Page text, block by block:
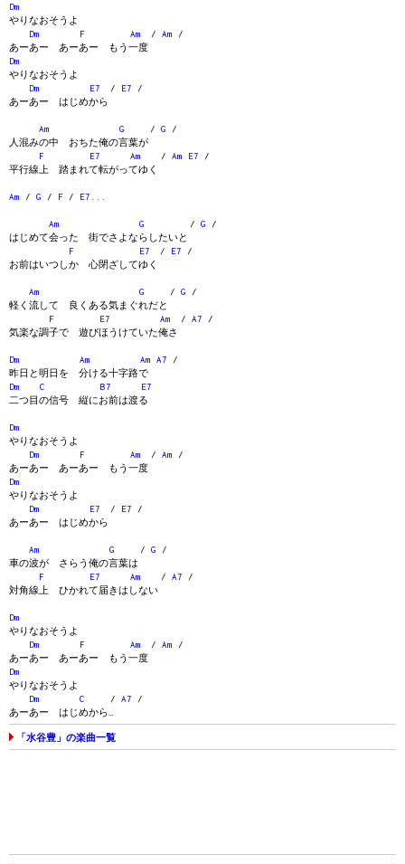
Dm
やりなおそうよ
Dm
F Am / Am /
あーあー あーあー もう一度
Dm
やりなおそうよ
Dm
E7 / E7 /
あーあー はじめから
Am G / G /
人混みの中 おちた俺の言葉が
F
E7 Am / Am E7 /
平行線上 踏まれて転がってゆく
Am / G / F / E7
Am G / G /
はじめて会った 街でさよならしたいと
F
E7 / E7 /
お前はいつしか 心閉ざしてゆく
Am G / G /
軽く流して 良くある気まぐれだと
F
E7 Am / A7 /
気楽な調子で 遊びほうけていた俺さ
Dm Am Am A7 /
昨日と明日を 分ける十字路で
Dm
C B7
E7
二つ目の信号 縦にお前は渡る
Dm
やりなおそうよ
Dm
F Am / Am /
あーあー あーあー もう一度
Dm
やりなおそうよ
Dm
E7 / E7 /
あーあー はじめから
Am G / G /
車の波が さらう俺の言葉は
F
E7 Am / A7 /
対角線上 ひかれて届きはしない
Dm
やりなおそうよ
Dm
F Am / Am /
あーあー あーあー もう一度
Dm
やりなおそうよ
Dm
C / A7 /
あーあー はじめから…
「水谷豊」の楽曲一覧